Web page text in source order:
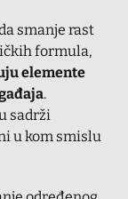
smanje rast
formula,
elemente
.
sadrži
u kom smislu